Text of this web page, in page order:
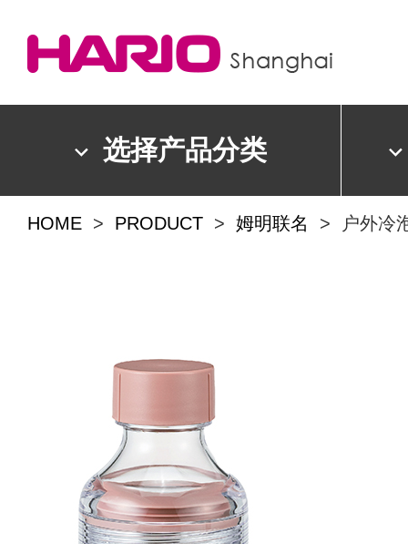
选择产品分类
HOME > PRODUCT > 姆明联名 > 户外冷